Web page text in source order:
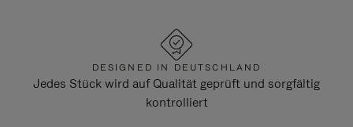
DESIGNED IN DEUTSCHLAND
Jedes Stück wird auf Qualität geprüft und sorgfältig
kontrolliert